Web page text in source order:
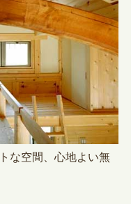
な空間、心地よい無